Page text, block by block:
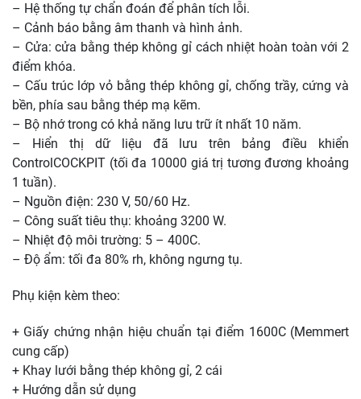
– Hệ thống tự chẩn đoán để phân tích lỗi.
– Cảnh báo bằng âm thanh và hình ảnh.
– Cửa: cửa bằng thép không gỉ cách nhiệt hoàn toàn với 2
điểm khóa.
– Cấu trúc lớp vỏ bằng thép không gỉ, chống trầy, cứng và
bền, phía sau bằng thép mạ kẽm.
– Bộ nhớ trong có khả năng lưu trữ ít nhất 10 năm.
– Hiển thị dữ liệu đã lưu trên bảng điều khiển
ControlCOCKPIT (tối đa 10000 giá trị tương đương khoảng
1 tuần).
– Nguồn điện: 230 V, 50/60 Hz.
– Công suất tiêu thụ: khoảng 3200 W.
– Nhiệt độ môi trường: 5 – 400C.
– Độ ẩm: tối đa 80% rh, không ngưng tụ.
Phụ kiện kèm theo:
+ Giấy chứng nhận hiệu chuẩn tại điểm 1600C (Memmert
cung cấp)
+ Khay lưới bằng thép không gỉ, 2 cái
+ Hướng dẫn sử dụng